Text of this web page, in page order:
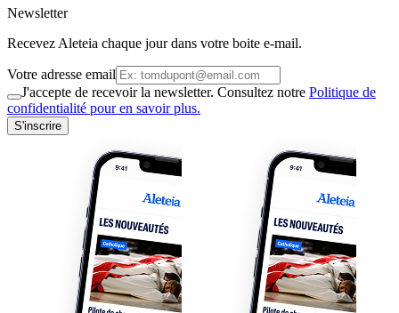
Newsletter
Recevez Aleteia chaque jour dans votre boite e-mail.
Votre adresse email
J'accepte de recevoir la newsletter. Consultez notre Politique de
confidentialité pour en savoir plus.
S'inscrire